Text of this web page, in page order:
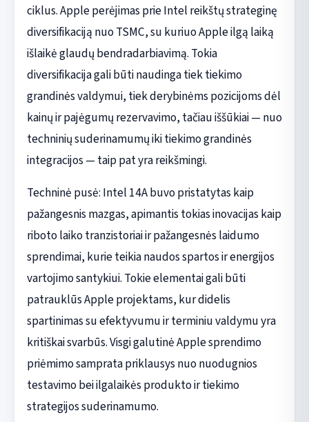
ciklus. Apple perėjimas prie Intel reikštų strateginę
diversifikaciją nuo TSMC, su kuriuo Apple ilgą laiką
išlaikė glaudų bendradarbiavimą. Tokia
diversifikacija gali būti naudinga tiek tiekimo
grandinės valdymui, tiek derybinėms pozicijoms dėl
kainų ir pajėgumų rezervavimo, tačiau iššūkiai — nuo
techninių suderinamumų iki tiekimo grandinės
integracijos — taip pat yra reikšmingi.
Techninė pusė: Intel 14A buvo pristatytas kaip
pažangesnis mazgas, apimantis tokias inovacijas kaip
riboto laiko tranzistoriai ir pažangesnės laidumo
sprendimai, kurie teikia naudos spartos ir energijos
vartojimo santykiui. Tokie elementai gali būti
patrauklūs Apple projektams, kur didelis
spartinimas su efektyvumu ir terminiu valdymu yra
kritiškai svarbūs. Visgi galutinė Apple sprendimo
priėmimo samprata priklausys nuo nuodugnios
testavimo bei ilgalaikės produkto ir tiekimo
strategijos suderinamumo.